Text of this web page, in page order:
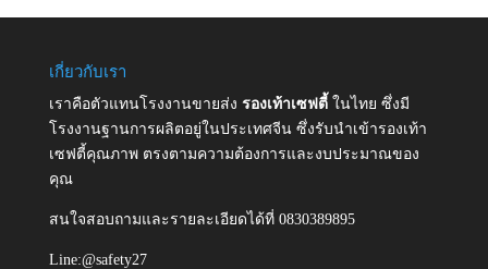
เกี่ยวกับเรา
เราคือตัวแทนโรงงานขายส่ง รองเท้าเซฟตี้ ในไทย ซึ่งมี
โรงงานฐานการผลิตอยู่ในประเทศจีน ซึ่งรับนำเข้ารองเท้า
เซฟตี้คุณภาพ ตรงตามความต้องการและงบประมาณของ
คุณ
สนใจสอบถามและรายละเอียดได้ที่ 0830389895
Line:@safety27